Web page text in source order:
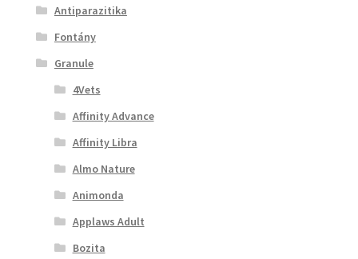
Antiparazitika
Fontány
Granule
4Vets
Affinity Advance
Affinity Libra
Almo Nature
Animonda
Applaws Adult
Bozita